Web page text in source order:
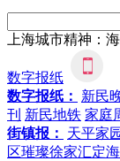
上海城市精神：
数字报纸
数字报纸：
新民
刊 新民地铁 家庭
街镇报：
天平家园
区璀璨徐家汇定